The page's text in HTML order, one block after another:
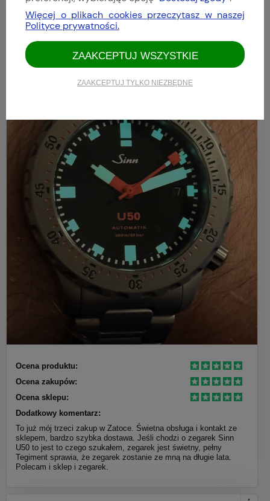
Dodano: 2026-04-09
Opinia zweryfikowana
Ocena produktu:
Ocena zakupów:
Ocena sklepu:
Dodatkowy komentarz:
To już mój trzeci zakup w Zatoce. Świetna obsługa i kontakt ze
sklepem, bardzo szybka dostawa. Jeśli chodzi o zegarek Sinn
U50 to jest to czego szukałem, zegarek jest świetny, pełny
Tegiment sprawia, że zegarek zostanie ze mną na długie lata.
Polecam i sklep i zegarek.
Więcej o plikach cookies przeczytasz w naszej
Polityce prywatności.
ZAAKCEPTUJ TYLKO NIEZBĘDNE
ZAAKCEPTUJ WSZYSTKIE